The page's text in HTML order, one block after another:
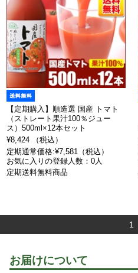
【定期購入】順造選 国産 トマト
（ストレート果汁100％ジュー
ス）500ml×12本セット
¥8,424 （税込）
定期通常価格:¥7,581（税込）
お気に入りの登録人数：0人
定期送料無料商品
1